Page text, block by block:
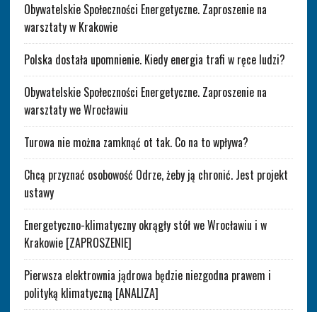
Obywatelskie Społeczności Energetyczne. Zaproszenie na
warsztaty w Krakowie
Polska dostała upomnienie. Kiedy energia trafi w ręce ludzi?
Obywatelskie Społeczności Energetyczne. Zaproszenie na
warsztaty we Wrocławiu
Turowa nie można zamknąć ot tak. Co na to wpływa?
Chcą przyznać osobowość Odrze, żeby ją chronić. Jest projekt
ustawy
Energetyczno-klimatyczny okrągły stół we Wrocławiu i w
Krakowie [ZAPROSZENIE]
Pierwsza elektrownia jądrowa będzie niezgodna prawem i
polityką klimatyczną [ANALIZA]